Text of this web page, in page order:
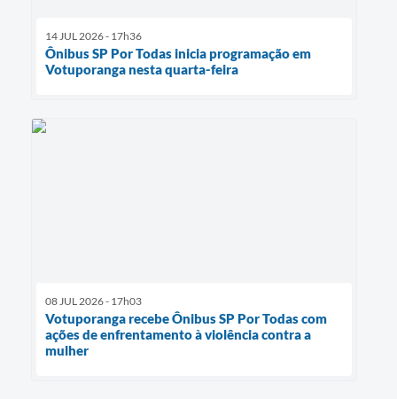
14 JUL 2026 - 17h36
Ônibus SP Por Todas inicia programação em
Votuporanga nesta quarta-feira
08 JUL 2026 - 17h03
Votuporanga recebe Ônibus SP Por Todas com
ações de enfrentamento à violência contra a
mulher